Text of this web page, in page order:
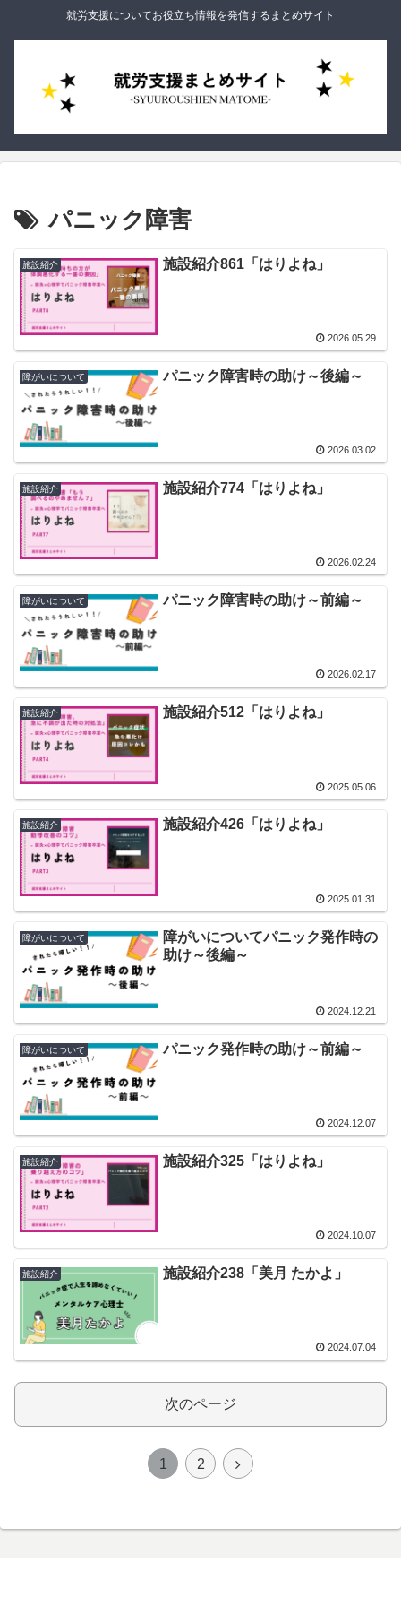
就労支援についてお役立ち情報を発信するまとめサイト
パニック障害
施設紹介 施設紹介861「はりよね」
2026.05.29
障がいについて パニック障害時の助け～後編～
2026.03.02
施設紹介 施設紹介774「はりよね」
2026.02.24
障がいについて パニック障害時の助け～前編～
2026.02.17
施設紹介 施設紹介512「はりよね」
2025.05.06
施設紹介 施設紹介426「はりよね」
2025.01.31
障がいについて
障がいについてパニック発作時の
助け～後編～
2024.12.21
障がいについて パニック発作時の助け～前編～
2024.12.07
施設紹介 施設紹介325「はりよね」
2024.10.07
施設紹介 施設紹介238「美月 たかよ」
2024.07.04
次のページ
1 2
次